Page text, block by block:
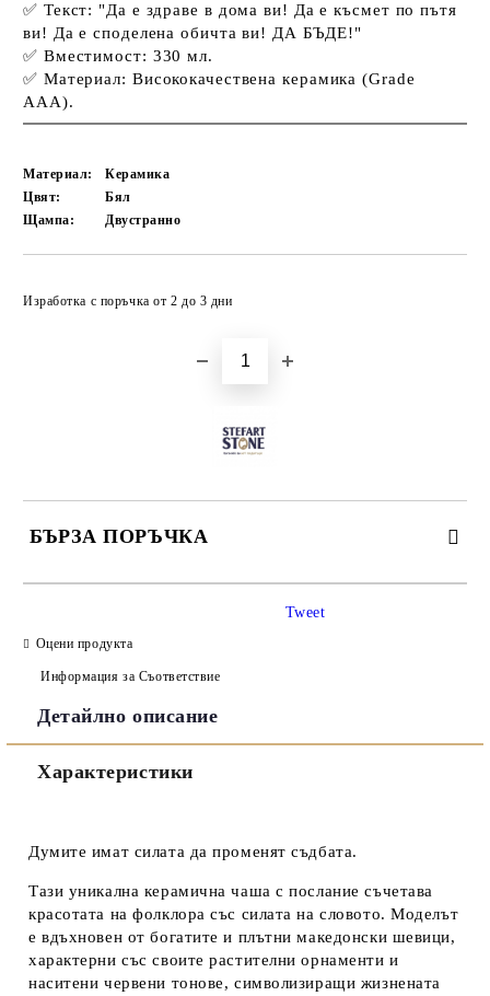
✅ Текст: "Да е здраве в дома ви! Да е късмет по пътя
ви! Да е споделена обичта ви! ДА БЪДЕ!"
✅ Вместимост: 330 мл.
✅ Материал: Висококачествена керамика (Grade
AAA).
Материал:
Керамика
Цвят:
Бял
Щампа:
Двустранно
Изработка с поръчка от 2 до 3 дни
БЪРЗА ПОРЪЧКА
Ние ще се свържем с вас в рамките на работния ден.
Tweet
Оцени продукта
Информация за Съответствие
Детайлно описание
Характеристики
Думите имат силата да променят съдбата.
Тази уникална керамична чаша с послание съчетава
красотата на фолклора със силата на словото. Моделът
е вдъхновен от богатите и плътнимакедонски шевици,
характерни със своите растителни орнаменти и
наситени червени тонове, символизиращи жизнената